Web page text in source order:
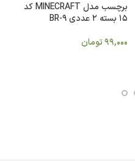
برچسب مدل MINECRAFT کد
15 بسته 2 عددی BR-9
99,000تومان